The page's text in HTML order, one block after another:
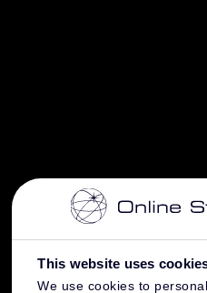
This website uses
We use cookies to